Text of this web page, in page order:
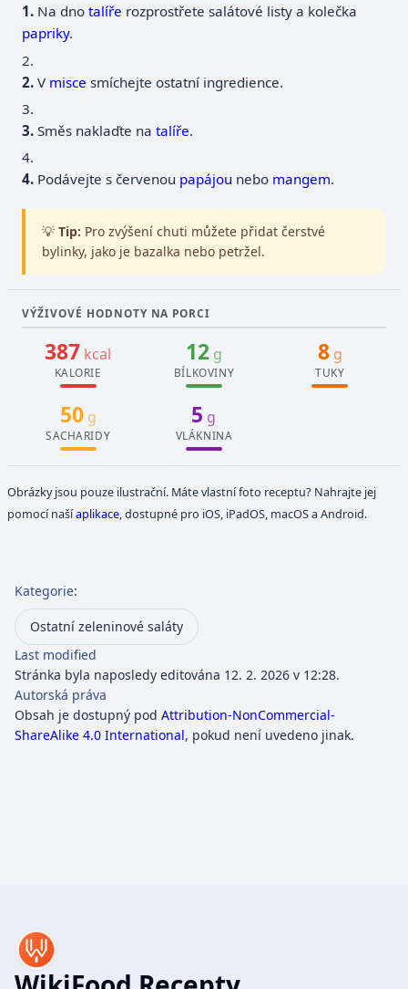
Na dnotalíře rozprostřete salátové listy a kolečka
papriky.
2.
V misce smíchejte ostatní ingredience.
3.
Směs naklaďte natalíře.
4.
Podávejte s červenou papájou nebo mangem.
💡 Tip: Pro zvýšení chuti můžete přidat čerstvé
bylinky, jako je bazalka nebo petržel.
VÝŽIVOVÉ HODNOTY NA PORCI
387 kcal
KALORIE
12g
BÍLKOVINY
8g
TUKY
50g
SACHARIDY
5 g
VLÁKNINA
Obrázky jsou pouze ilustrační. Máte vlastní foto receptu? Nahrajte jej
pomocí našíaplikace, dostupné pro iOS, iPadOS, macOS a Android.
Kategorie:
Ostatní zeleninové saláty
Last modified
Stránka byla naposledy editována 12. 2. 2026 v 12:28.
Autorská práva
Obsah je dostupný pod Attribution-NonCommercial-
ShareAlike 4.0 International, pokud není uvedeno jinak.